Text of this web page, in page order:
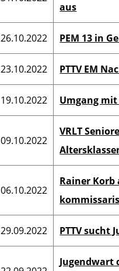
aus
26.10.2022 PEM 13 in
23.10.2022 PTTV EM
19.10.2022 Umgang
09.10.2022
VRLT
06.10.2022
Rainer Korb
29.09.2022 PTTV sucht
Jugendwart